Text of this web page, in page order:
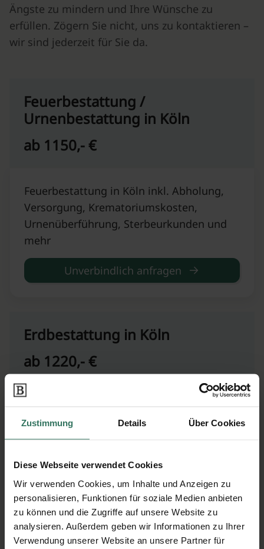
Zustimmung Details Über Cookies
Diese Webseite verwendet Cookies
Wir verwenden Cookies, um Inhalte und Anzeigen zu
personalisieren, Funktionen für soziale Medien anbieten
zu können und die Zugriffe auf unsere Website zu
analysieren. Außerdem geben wir Informationen zu Ihrer
Verwendung unserer Website an unsere Partner für
Ängste zu mindern und Ihre Wünsche zu
erfüllen. Zögern Sie nicht, uns zu kontaktieren –
wir sind jederzeit für Sie da.
Feuerbestattung /
Urnenbestattung in Köln
ab 1150,- €
Feuerbestattung in Köln inkl. Abholung,
Versorgung, Krematoriumskosten,
Urnenüberführung, Sterbeurkunden und
mehr
Unverbindlich anfragen
Erdbestattung in Köln
ab 1220,- €
Zuzüglich gewünschter Extra-Leistungen
(z.B. Trauerfeier, spezieller Sarg)
Unverbindlich anfragen
Seebestattung (Nord- oder